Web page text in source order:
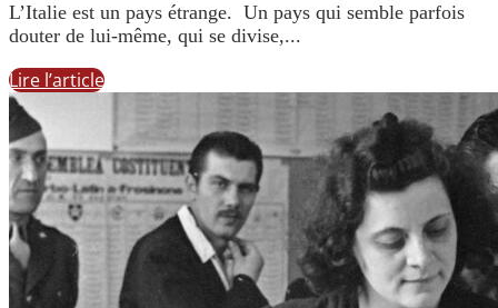
L’Italie est un pays étrange. Un pays qui semble parfois
douter de lui-même, qui se divise,...
Lire l’article